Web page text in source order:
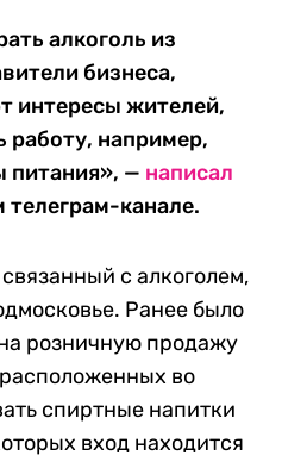
алкоголь из
бизнеса,
интересы жителей,
работу, например,
питания», — написал
канале.
с алкоголем,
Ранее было
розничную продажу
во
спиртные напитки
вход находится